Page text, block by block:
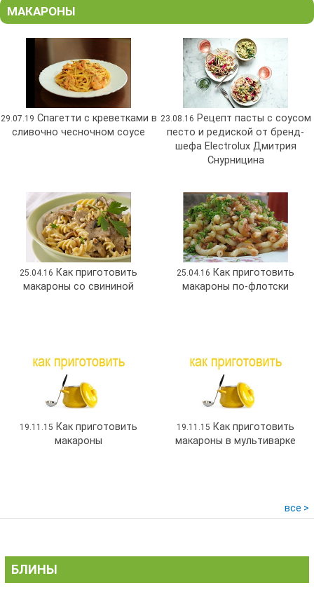
МАКАРОНЫ
29.07.19 Спагетти с креветками в
сливочно чесночном соусе
23.08.16 Рецепт пасты с соусом
песто и редиской от бренд-
шефа Electrolux Дмитрия
Снурницина
25.04.16 Как приготовить
макароны со свининой
25.04.16 Как приготовить
макароны по-флотски
19.11.15 Как приготовить
макароны
19.11.15 Как приготовить
макароны в мультиварке
все >
БЛИНЫ